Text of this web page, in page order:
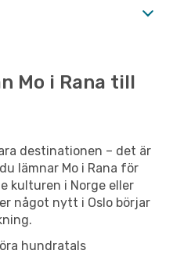
Mo i Rana till
destinationen – det är
lämnar Mo i Rana för
kulturen i Norge eller
något nytt i Oslo börjar
hundratals